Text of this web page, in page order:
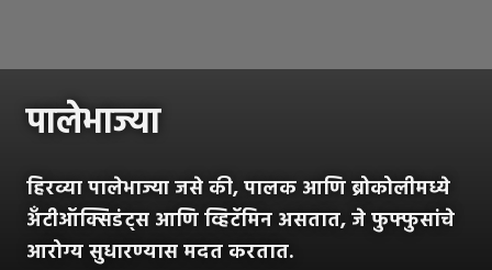
पालेभाज्या
हिरव्या पालेभाज्या जसे की, पालक आणि ब्रोकोलीमध्ये
अँटीऑक्सिडंट्स आणि व्हिटॅमिन असतात, जे फुफ्फुसांचे
आरोग्य सुधारण्यास मदत करतात.